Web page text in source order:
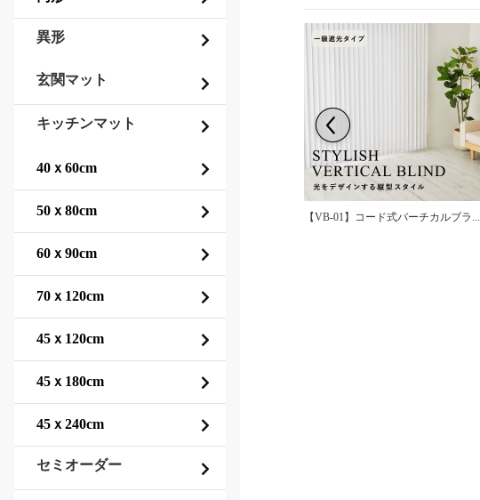
異形
玄関マット
キッチンマット
セミオーダー
バーチカルブラ... 【VB-06】バトン式バーチカルブラ... 【VB-01】コード式バーチカルブラ...